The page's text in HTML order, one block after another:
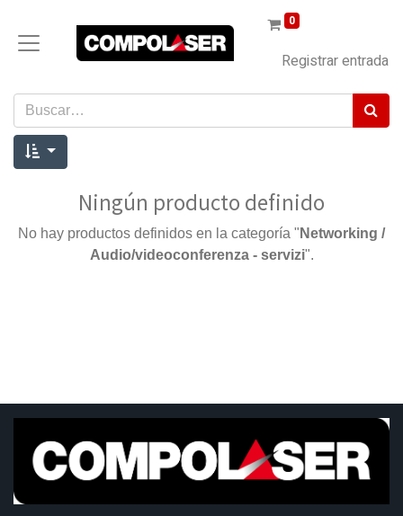
0
Registrar entrada
Ningún producto definido
No hay productos definidos en la categoría " Networking /
Audio/videoconferenza - servizi".